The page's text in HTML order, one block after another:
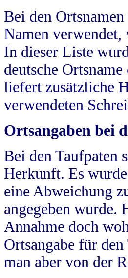
Bei den
Namen
In dieser Liste
deutsche Ortsname
liefert zusätzliche
verwendeten
Ortsangaben bei
Bei den Taufpaten
Herkunft. Es
eine Abweichung
angegeben wurde.
Annahme doch
Ortsangabe für
man aber von der